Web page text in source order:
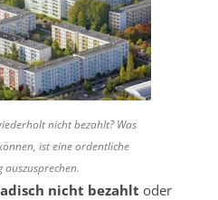
nicht bezahlt? Was
ist eine ordentliche
auszusprechen.
nicht bezahlt oder